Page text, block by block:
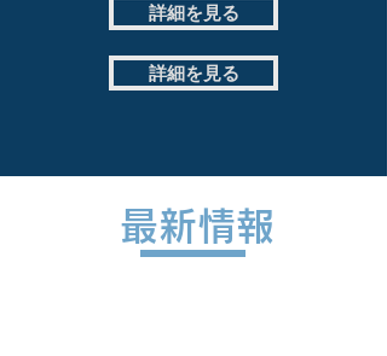
詳細を見る
詳細を見る
最新情報